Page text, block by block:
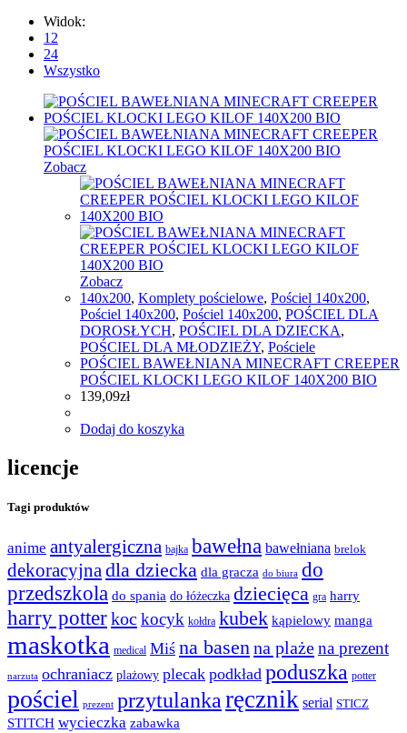
Widok:
12
24
Wszystko
Zobacz
Zobacz
140x200, Komplety pościelowe, Pościel 140x200,
Pościel 140x200, Pościel 140x200, POŚCIEL DLA
DOROSŁYCH, POŚCIEL DLA DZIECKA,
POŚCIEL DLA MŁODZIEŻY, Pościele
POŚCIEL BAWEŁNIANA MINECRAFT CREEPER
POŚCIEL KLOCKI LEGO KILOF 140X200 BIO
139,09zł
Dodaj do koszyka
licencje
Tagi produktów
anime antyalergiczna bajka bawełna bawełniana brelok
dekoracyjna dla dziecka dla gracza do biura do
przedszkola do spania do łóżeczka dziecięca gra harry
harry potterkoc kocyk kołdra kubek kąpielowy manga
maskotka medical Miś na basenna plażena prezent
narzuta ochraniacz plażowy plecak podkład poduszka potter
pościel prezent przytulankaręcznik serial STICZ
STITCH wycieczka zabawka